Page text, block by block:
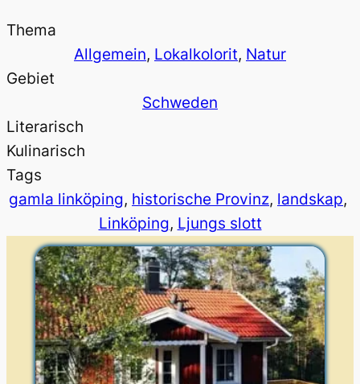
Thema
Allgemein, Lokalkolorit, Natur
Gebiet
Schweden
Literarisch
Kulinarisch
Tags
gamla linköping, historische Provinz, landskap
Linköping, Ljungs slott